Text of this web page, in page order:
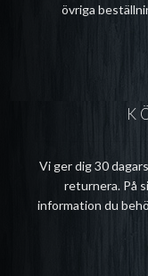
övriga
Vi ger dig 30
returnera. På
information du